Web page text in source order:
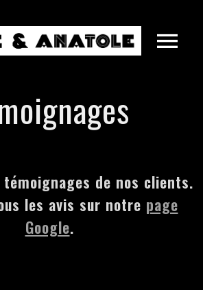
témoignages de nos clients.
les avis sur notre page
Google.